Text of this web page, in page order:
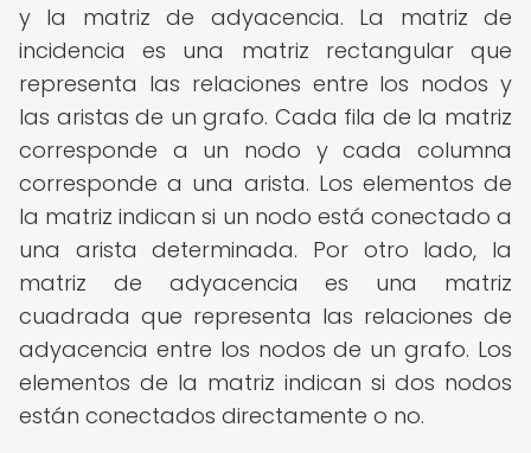
y la matriz de adyacencia. La matriz de
incidencia es una matriz rectangular que
representa las relaciones entre los nodos y
las aristas de un grafo. Cada fila de la matriz
corresponde a un nodo y cada columna
corresponde a una arista. Los elementos de
la matriz indican si un nodo está conectado a
una arista determinada. Por otro lado, la
matriz de adyacencia es una matriz
cuadrada que representa las relaciones de
adyacencia entre los nodos de un grafo. Los
elementos de la matriz indican si dos nodos
están conectados directamente o no.